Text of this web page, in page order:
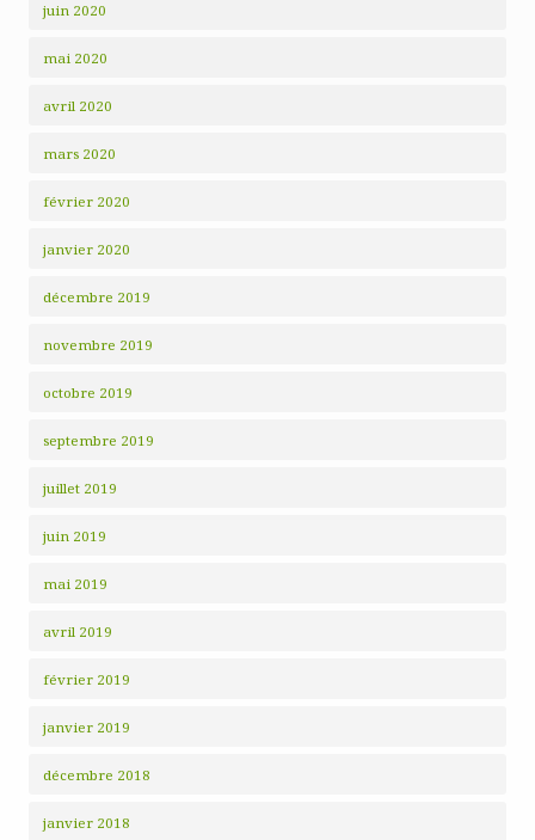
juin 2020
mai 2020
avril 2020
mars 2020
février 2020
janvier 2020
décembre 2019
novembre 2019
octobre 2019
septembre 2019
juillet 2019
juin 2019
mai 2019
avril 2019
février 2019
janvier 2019
décembre 2018
janvier 2018